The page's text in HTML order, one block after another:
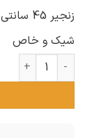
زنجیر 45 سانتی متری
شیک و خاص
گردنبند اسم